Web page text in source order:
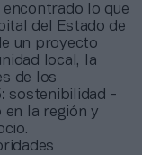
lo que
del Estado de
un proyecto
local, la
de los
sostenibilidad -
en la región y